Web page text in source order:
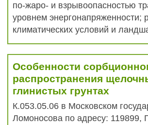
по-жаро- и взрывоопасностью
уровнем энергонапряженности;
климатических условий и
Особенности
распространения
глинистых грунтах
К.053.05.06 в Московском
Ломоносова по адресу: